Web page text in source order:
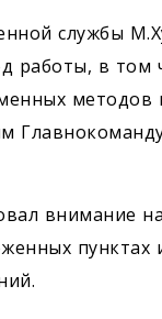
службы
работы, в том
методов
внимание
пунктах